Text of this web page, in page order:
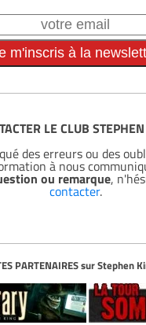
LE CLUB
des erreurs ou des
à nous
ou remarque,
contacter.
PARTENAIRES sur Stephen